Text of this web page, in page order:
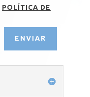
POLÍTICA DE
ENVIAR